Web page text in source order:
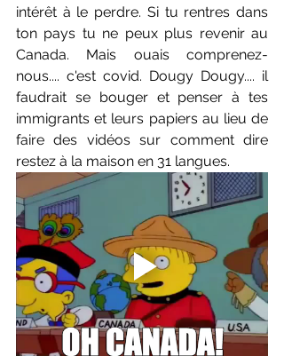
intérêt à le perdre. Si tu rentres dans
ton pays tu ne peux plus revenir au
Canada. Mais ouais comprenez-
nous.... c'est covid. Dougy Dougy.... il
faudrait se bouger et penser à tes
immigrants et leurs papiers au lieu de
faire des vidéos sur comment dire
restez à la maison en 31 langues.